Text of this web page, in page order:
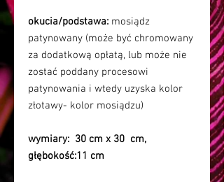
okucia/podstawa: mosiądz
patynowany (może być chromowany
za dodatkową opłatą, lub może nie
zostać poddany procesowi
patynowania i wtedy uzyska kolor
złotawy- kolor mosiądzu)
wymiary: 30 cm x 30 cm,
głębokość:11 cm